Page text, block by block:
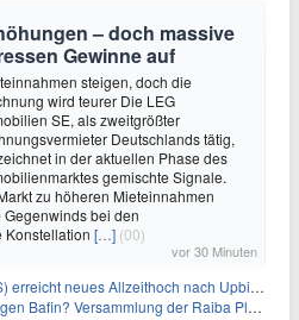
– doch massive
Gewinne auf
steigen, doch die
wird teurer Die LEG
SE, als zweitgrößter
Deutschlands tätig,
in der aktuellen Phase des
gemischte Signale.
zu höheren Mieteinnahmen
bei den
Konstellation […] (00)
vor 30 Minuten
neues Allzeithoch nach Upbit-Listing
Versammlung der Raiba Plankstetten mit brisanter Agenda